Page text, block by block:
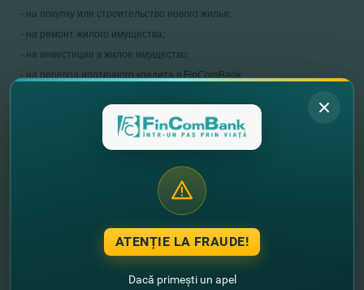
- на покупку или строительство нового жилья;
- на ремонт жилого имущества;
- на инвестиции в жилое имущество;
- на перевод ипотечного кредита в FinComBank.
Подробнее о Credit Ipotecarздесь
Alte noutati
ATENȚIE LA FRAUDE!
Dacă primești un apel